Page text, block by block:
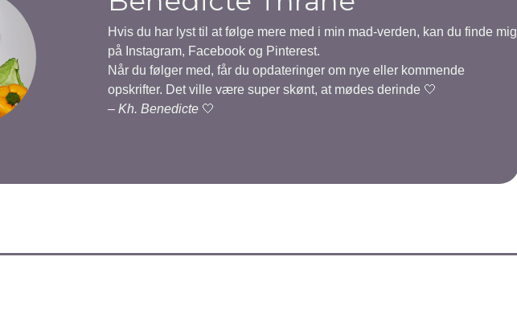
Hvis du har lyst til at følge mere med i min mad-verden, kan du finde mig
på Instagram, Facebook og Pinterest.
Når du følger med, får du opdateringer om nye eller kommende
opskrifter. Det ville være super skønt, at mødes derinde 🤍
– Kh. Benedicte 🤍